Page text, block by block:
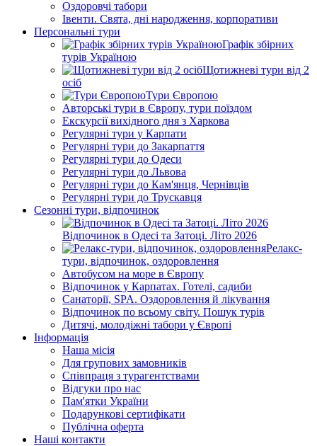
Оздоровчі табори
Івенти. Свята, дні народження, корпоративи
Персональні тури
Графік збірних
турів Україною
Щотижневі тури від 2
осіб
Тури Європою
Авторські тури в Європу, тури поїздом
Екскурсії вихідного дня з Харкова
Регулярні тури у Карпати
Регулярні тури до Закарпаття
Регулярні тури до Одеси
Регулярні тури до Львова
Регулярні тури до Кам'янця, Чернівців
Регулярні тури до Трускавця
Сезонні тури, відпочинок
Відпочинок в Одесі та Затоці. Літо 2026
Релакс-
тури, відпочинок, оздоровлення
Автобусом на море в Європу
Відпочинок у Карпатах. Готелі, садиби
Санаторії, SPA. Оздоровлення й лікування
Відпочинок по всьому світу. Пошук турів
Дитячі, молодіжні табори у Європі
Інформація
Наша місія
Для групових замовників
Співпраця з турагентствами
Відгуки про нас
Пам'ятки України
Подарункові сертифікати
Публічна оферта
Наші контакти